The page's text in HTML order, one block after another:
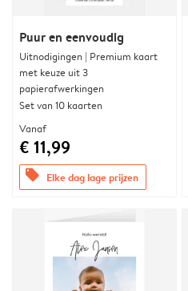
Puur en eenvoudig
Uitnodigingen | Premium kaart
met keuze uit 3
papierafwerkingen
Set van 10 kaarten
Vanaf
€ 11,99
offers Elke dag lage prijzen